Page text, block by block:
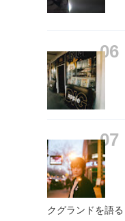
クグランドを語る